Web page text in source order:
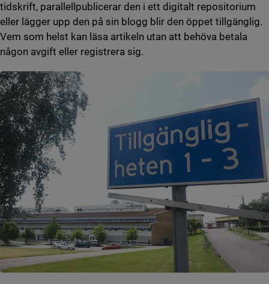
tidskrift, parallellpublicerar den i ett digitalt repositorium
eller lägger upp den på sin blogg blir den öppet tillgänglig.
Vem som helst kan läsa artikeln utan att behöva betala
någon avgift eller registrera sig.